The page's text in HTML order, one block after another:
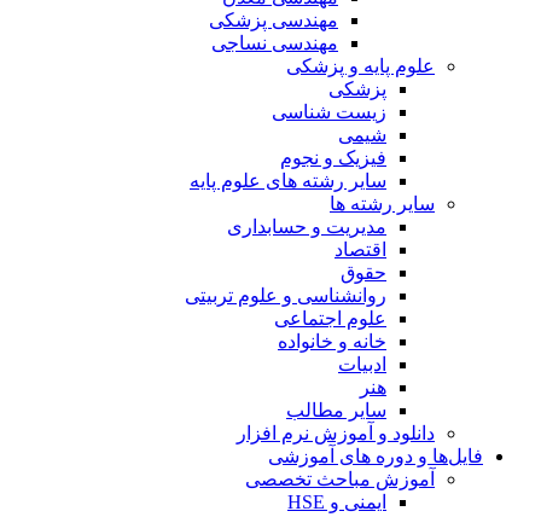
مهندسی پزشکی
مهندسی نساجی
علوم پایه و پزشکی
پزشکی
زیست شناسی
شیمی
فیزیک و نجوم
سایر رشته های علوم پایه
سایر رشته ها
مدیریت و حسابداری
اقتصاد
حقوق
روانشناسی و علوم تربیتی
علوم اجتماعی
خانه و خانواده
ادبیات
هنر
سایر مطالب
دانلود و آموزش نرم افزار
فایل‌ها و دوره های آموزشی
آموزش مباحث تخصصی
ایمنی و HSE